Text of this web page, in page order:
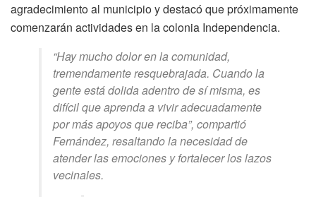
agradecimiento al municipio y destacó que próximamente
comenzarán actividades en la colonia Independencia.
“Hay mucho dolor en la comunidad,
tremendamente resquebrajada. Cuando la
gente está dolida adentro de sí misma, es
difícil que aprenda a vivir adecuadamente
por más apoyos que reciba”, compartió
Fernández, resaltando la necesidad de
atender las emociones y fortalecer los lazos
vecinales.